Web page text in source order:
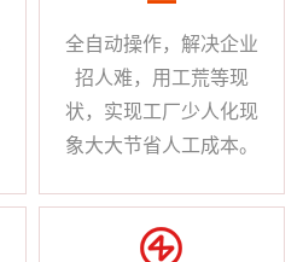
全自动操作，解决企业
招人难，用工荒等现
状，实现工厂少人化现
象大大节省人工成本。